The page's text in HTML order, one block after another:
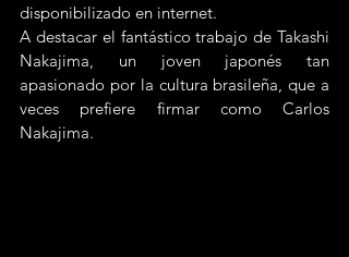
disponibilizado en internet.
A destacar el fantástico trabajo de Takashi
Nakajima, un joven japonés tan
apasionado por la cultura brasileña, que a
veces prefiere firmar como Carlos
Nakajima.